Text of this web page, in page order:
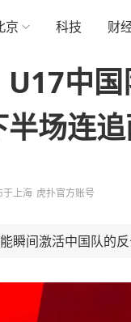
京 科技 财
中
场连
于上海 虎扑官方账号
瞬间激活中国队的反